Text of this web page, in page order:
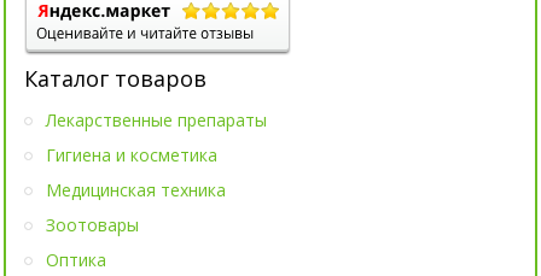
Каталог товаров
Лекарственные препараты
Гигиена и косметика
Медицинская техника
Зоотовары
Оптика